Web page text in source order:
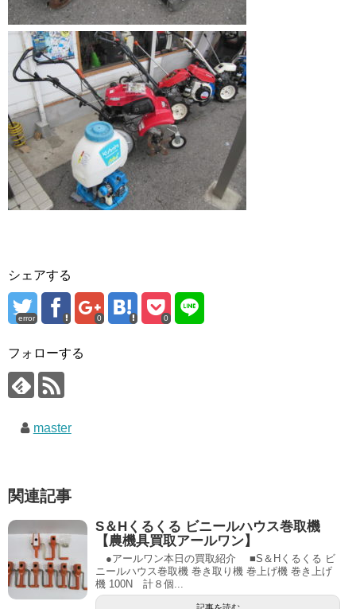
シェアする
error 0 0
フォローする
master
関連記事
S＆Hくるくる ビニールハウス巻取機
【農機具買取アールワン】
●アールワン本日の買取紹介 ■S＆Hくるくる ビ
ニールハウス巻取機 巻き取り機 巻上げ機 巻き上げ
機 100N 計８個...
記事を読む